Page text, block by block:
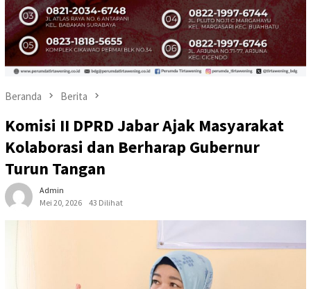
Beranda Berita
Komisi II DPRD Jabar Ajak Masyarakat
Kolaborasi dan Berharap Gubernur
Turun Tangan
Admin
Mei 20, 2026
43 Dilihat